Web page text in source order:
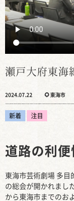
瀬戸大府東海
2024.07.22 東海市
新着 注目
道路の利
東海市芸術劇場 多目
の総会が開かれまし
から東海市までのお